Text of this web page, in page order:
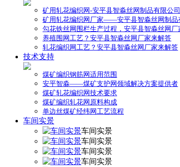
矿用轧花编织网-安平县智淼丝网制品有限公司
矿用轧花编织网厂家——安平县智淼丝网制品
勾花铁丝网围栏生产过程，安平县智淼丝网厂
养殖围网工艺？安平县智淼丝网厂家来解答
轧花编织网工艺？安平县智淼丝网厂家来解答
技术支持
煤矿编织钢筋网适用范围
安平智淼——煤矿支护网领域解决方案提供者
煤矿轧花编织网技术要求
煤矿编织轧花网原料构成
单边丝煤矿经纬网工艺流程
车间实景
车间实景
车间实景
车间实景
车间实景